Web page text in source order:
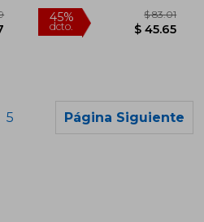
5 Página Siguiente